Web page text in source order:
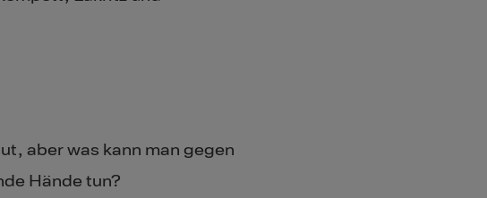
aber was kann man gegen
Hände tun?